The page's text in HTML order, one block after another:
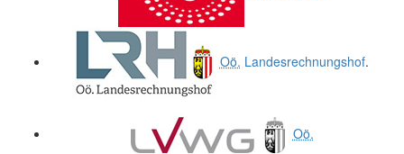
Oö. Landesrechnungshof.
Oö.